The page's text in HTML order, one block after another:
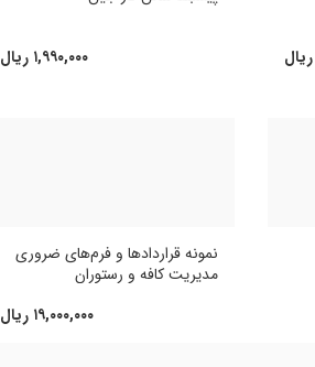
ریال ۱,۹۹۰,۰۰۰ ریال
نمونه قراردادها و فرم‌های ضروری
مدیریت کافه و رستوران
۱۹,۰۰۰,۰۰۰ ریال